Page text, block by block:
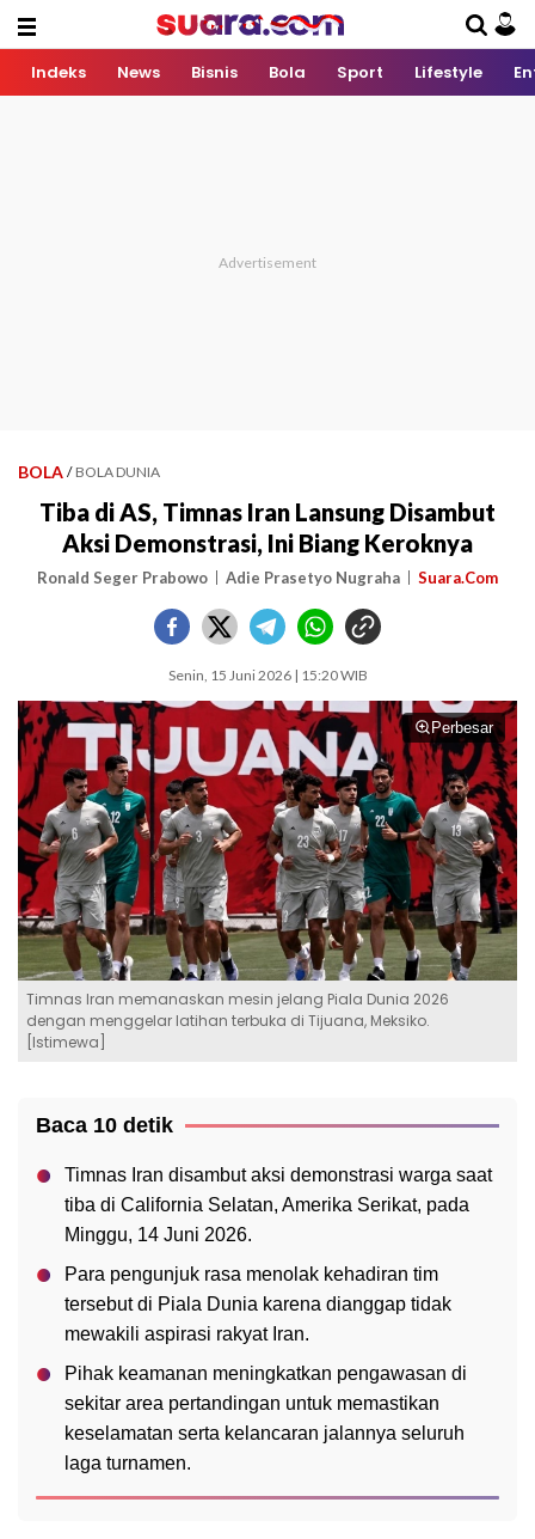
Indeks News Bisnis Bola Sport Lifestyle
BOLA / BOLA DUNIA
Tiba di AS, Timnas Iran Lansung Disambut
Aksi Demonstrasi, Ini Biang Keroknya
Ronald Seger Prabowo Adie Prasetyo Nugraha Suara.Com
Senin, 15 Juni 2026 | 15:20 WIB
Perbesar
Timnas Iran memanaskan mesin jelang Piala Dunia 2026
dengan menggelar latihan terbuka di Tijuana, Meksiko.
[Istimewa]
Baca 10 detik
Timnas Iran disambut aksi demonstrasi warga saat
tiba di California Selatan, Amerika Serikat, pada
Minggu, 14 Juni 2026.
Para pengunjuk rasa menolak kehadiran tim
tersebut di Piala Dunia karena dianggap tidak
mewakili aspirasi rakyat Iran.
Pihak keamanan meningkatkan pengawasan di
sekitar area pertandingan untuk memastikan
keselamatan serta kelancaran jalannya seluruh
laga turnamen.